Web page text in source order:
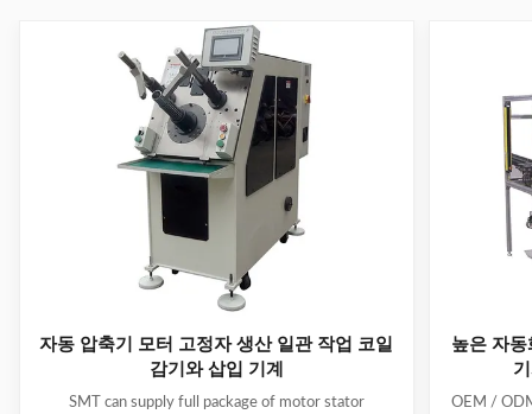
자동 압축기 모터 고정자 생산 일관 작업 코일
감기와 삽입 기계
SMT can supply full package of motor stator
높은 자
OEM /